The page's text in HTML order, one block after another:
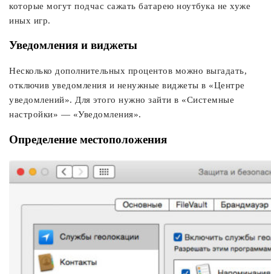
которые могут подчас сажать батарею ноутбука не хуже
иных игр.
Уведомления и виджеты
Несколько дополнительных процентов можно выгадать,
отключив уведомления и ненужные виджеты в «Центре
уведомлений». Для этого нужно зайти в «Системные
настройки» — «Уведомления».
Определение местоположения